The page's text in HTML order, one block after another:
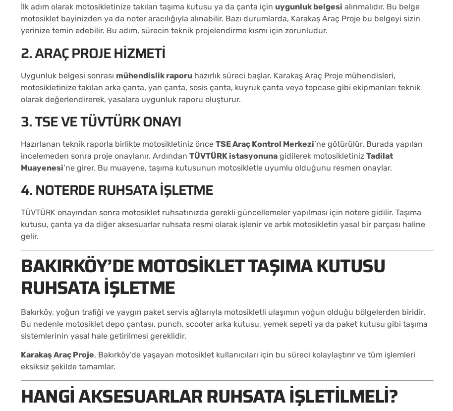
İlk adım olarak motosikletinize takılan taşıma kutusu ya da çanta için uygunluk belgesi alınmalıdır. Bu belge
motosiklet bayinizden ya da noter aracılığıyla alınabilir. Bazı durumlarda, Karakaş Araç Proje bu belgeyi sizin
yerinize temin edebilir. Bu adım, sürecin teknik projelendirme kısmı için zorunludur.
2. ARAÇ PROJE HIZMETI
Uygunluk belgesi sonrası mühendislik raporu hazırlık süreci başlar. Karakaş Araç Proje mühendisleri,
motosikletinize takılan arka çanta, yan çanta, sosis çanta, kuyruk çanta veya topcase gibi ekipmanları teknik
olarak değerlendirerek, yasalara uygunluk raporu oluşturur.
3. TSE VE TÜVTÜRK ONAYI
Hazırlanan teknik raporla birlikte motosikletiniz önce TSE Araç Kontrol Merkezi’ne götürülür. Burada yapılan
incelemeden sonra proje onaylanır. Ardından TÜVTÜRK istasyonuna gidilerek motosikletiniz Tadilat
Muayenesi’ne girer. Bu muayene, taşıma kutusunun motosikletle uyumlu olduğunu resmen onaylar.
4. NOTERDE RUHSATA İŞLETME
TÜVTÜRK onayından sonra motosiklet ruhsatınızda gerekli güncellemeler yapılması için notere gidilir. Taşıma
kutusu, çanta ya da diğer aksesuarlar ruhsata resmi olarak işlenir ve artık motosikletin yasal bir parçası haline
gelir.
BAKIRKÖY’DE MOTOSIKLET TAŞIMA KUTUSU
RUHSATA İŞLETME
Bakırköy, yoğun trafiği ve yaygın paket servis ağlarıyla motosikletli ulaşımın yoğun olduğu bölgelerden biridir.
Bu nedenle motosiklet depo çantası, punch, scooter arka kutusu, yemek sepeti ya da paket kutusu gibi taşıma
sistemlerinin yasal hale getirilmesi gereklidir.
Karakaş Araç Proje, Bakırköy’de yaşayan motosiklet kullanıcıları için bu süreci kolaylaştırır ve tüm işlemleri
eksiksiz şekilde tamamlar.
HANGI AKSESUARLAR RUHSATA İŞLETILMELI?